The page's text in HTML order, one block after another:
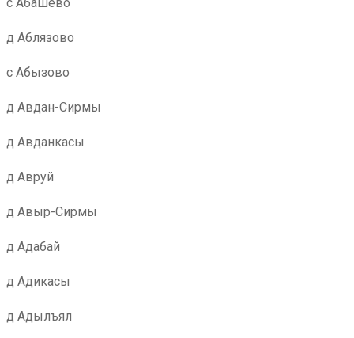
д Аблязово
с Абызово
д Авдан-Сирмы
д Авданкасы
д Авруй
д Авыр-Сирмы
д Адабай
д Адикасы
д Адылъял